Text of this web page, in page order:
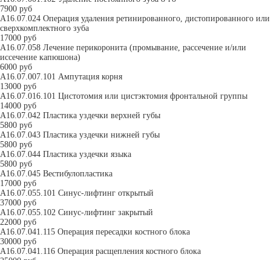
7900 руб
A16.07.024 Операция удаления ретинированного, дистопированного или
сверхкомплектного зуба
17000 руб
A16.07.058 Лечение перикоронита (промывание, рассечение и/или
иссечение капюшона)
6000 руб
A16.07.007.101 Ампутация корня
13000 руб
A16.07.016.101 Цистотомия или цистэктомия фронтальной группы
14000 руб
A16.07.042 Пластика уздечки верхней губы
5800 руб
A16.07.043 Пластика уздечки нижней губы
5800 руб
A16.07.044 Пластика уздечки языка
5800 руб
A16.07.045 Вестибулопластика
17000 руб
A16.07.055.101 Синус-лифтинг открытый
37000 руб
A16.07.055.102 Синус-лифтинг закрытый
22000 руб
A16.07.041.115 Операция пересадки костного блока
30000 руб
A16.07.041.116 Операция расщепления костного блока